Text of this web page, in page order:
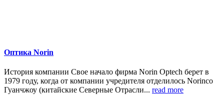
Оптика Norin
История компании Свое начало фирма Norin Optech берет в
1979 году, когда от компании учредителя отделилось Norinco
Гуанчжоу (китайские Северные Отрасли... read more